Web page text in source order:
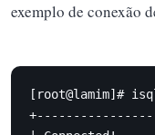
exemplo de conexão
[root@lamim]#